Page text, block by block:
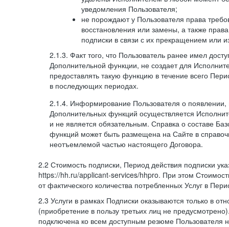
уведомления Пользователя;
не порождают у Пользователя права
восстановления или замены, а также
подписки в связи с их прекращением или
2.1.3. Факт того, что Пользователь ранее имел
Дополнительной функции, не создает для
предоставлять такую функцию в течение всего
в последующих периодах.
2.1.4. Информирование Пользователя о
Дополнительных функций осуществляется
и не является обязательным. Справка о составе
функций может быть размещена на Сайте в
неотъемлемой частью настоящего Договора.
2.2 Стоимость подписки, Период действия подписки
https://hh.ru/applicant-services/hhpro. При этом
от фактического количества потребленных Услуг в
2.3 Услуги в рамках Подписки оказываются только в
(приобретение в пользу третьих лиц не
подключена ко всем доступным резюме Пользователя